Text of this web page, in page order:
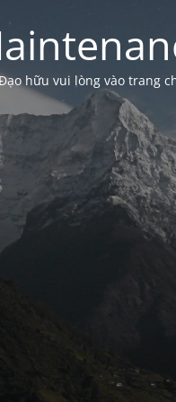
hữu vui lòng vào trang